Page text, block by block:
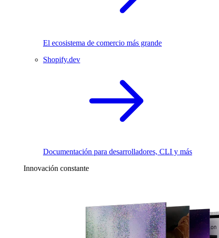
El ecosistema de comercio más grande
Shopify.dev
Documentación para desarrolladores, CLI y más
Innovación constante